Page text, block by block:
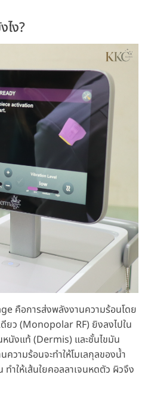
ง?
คือการส่งพลังงานความร้อนโดย
ยว (Monopolar RF) ยิงลงไปใน
นังแท้ (Dermis) และชั้นไขมัน
วามร้อนจะทำให้โมเลกุลของน้ำ
ำให้เส้นใยคอลลาเจนหดตัว ผิวจึง